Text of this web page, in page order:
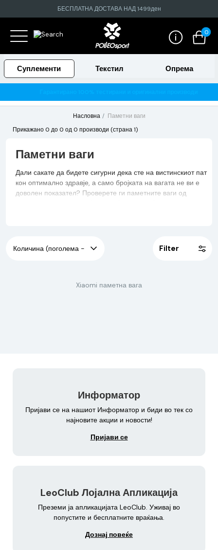
БЕСПЛАТНА ДОСТАВА НАД 1499ден
0
Суплементи Текстил Опрема
Насловна
Паметни ваги
Прикажано 0 до 0 од 0 производи (страна 1)
Паметни ваги
Дали сакате да бидете сигурни дека сте на вистинскиот пат
кон оптимално здравје, а само бројката на вагата не ви е
доволен показател? Проверете ги паметните ваги од
Filter
Xiaomi паметна вага
Информатор
Пријави се на нашиот Информатор и биди во тек со
најновите акции и новости!
Пријави се
LeoClub Лојална Апликација
Преземи ја апликацијата LeoClub. Уживај во
попустите и бесплатните враќања.
Дознај повеќе